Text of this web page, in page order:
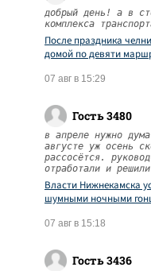
добрый день! а в
комплекса
После праздника
домой по девяти
07 авг в 15:29
Гость 3480
в апреле нужно
августе уж осень
рассосётся.
отработали и
Власти Нижнекамска
шумными ночными
07 авг в 15:18
Гость 3436